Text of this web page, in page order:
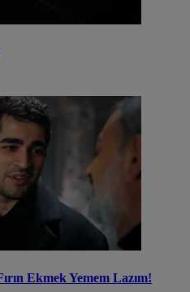
Ekmek Yemem Lazım!